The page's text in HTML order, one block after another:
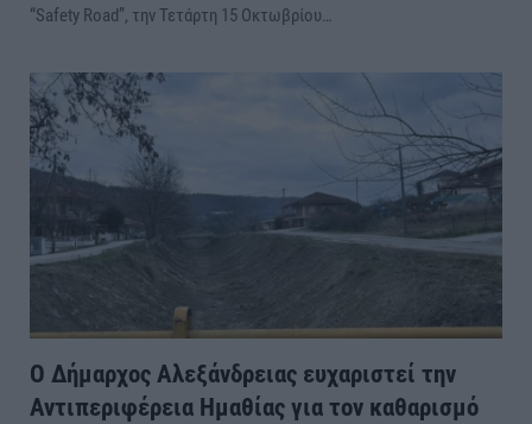
“Safety Road”, την Τετάρτη 15 Οκτωβρίου…
Ο Δήμαρχος Αλεξάνδρειας ευχαριστεί την
Αντιπεριφέρεια Ημαθίας για τον καθαρισμό